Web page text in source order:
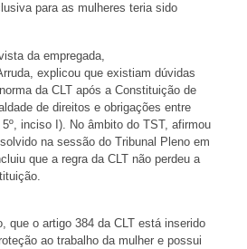
para as mulheres teria sido
da empregada,
explicou que existiam dúvidas
da CLT após a Constituição de
de direitos e obrigações entre
inciso I). No âmbito do TST, afirmou
na sessão do Tribunal Pleno em
que a regra da CLT não perdeu a
que o artigo 384 da CLT está inserido
ao trabalho da mulher e possui